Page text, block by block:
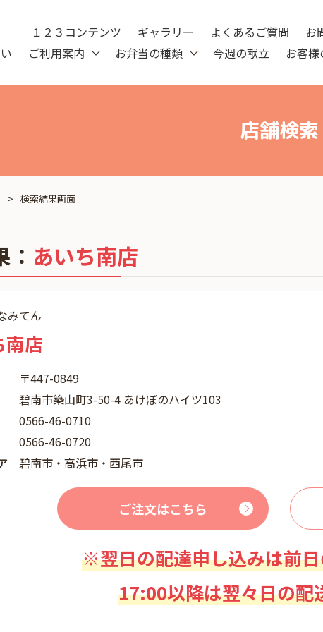
ご利用案内 お弁当の種類 今週の献立 お客様
１２３コンテンツ ギャラリー よくあるご質問
お
店舗検索
検索結果画面
あいち南店
みてん
南店
〒447-0849
碧南市築山町3-50-4 あけぼのハイツ103
0566-46-0710
0566-46-0720
碧南市・高浜市・西尾市
ご注文はこちら
※翌日の配達申し込みは前
17:00以降は翌々日の配